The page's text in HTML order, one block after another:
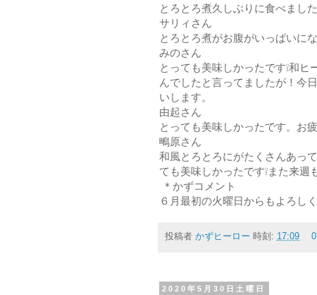
とろとろ煮久しぶりに食べまし
サリィさん
とろとろ煮がお腹がいっぱいに
みのさん
とっても美味しかったです❕和
んでしたと言ってましたが！今
いします。
由起さん
とっても美味しかったです。お
鴫原さん
和風とろとろにがたくさんあっ
ても美味しかったです❕また来週
＊かずコメント
６月最初の火曜日からもよろし
投稿者 かずヒーロー 時刻: 17:09
2020年5月30日土曜日